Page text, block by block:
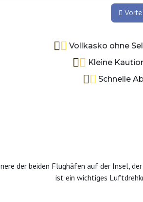
Vollkasko ohne
Kleine
Schnelle
der beiden Flughäfen auf der Insel,
ist ein wichtiges